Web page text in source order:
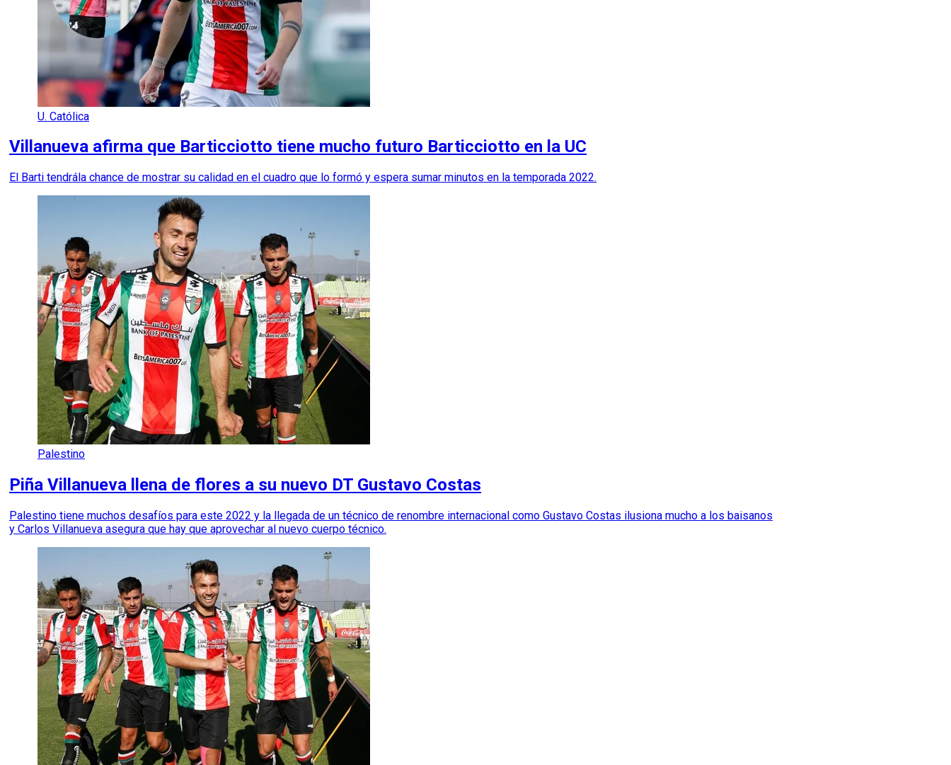
U. Católica
Villanueva afirma que Barticciotto tiene mucho futuro Barticciotto en la UC
El Barti tendrála chance de mostrar su calidad en el cuadro que lo formó y espera sumar minutos en la temporada 2022.
Palestino
Piña Villanueva llena de flores a su nuevo DT Gustavo Costas
Palestino tiene muchos desafíos para este 2022 y la llegada de un técnico de renombre internacional como Gustavo Costas ilusiona mucho a los baisanos
y Carlos Villanueva asegura que hay que aprovechar al nuevo cuerpo técnico.